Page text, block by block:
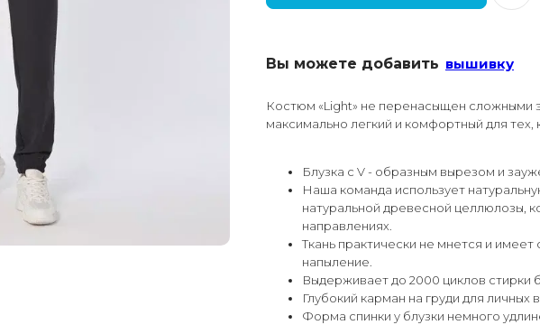
Вы можете добавить вышивку
Костюм «Light» не перенасыщен сложными
максимально легкий и комфортный для тех,
Блузка с V - образным вырезом и
Наша команда использует
натуральной древесной целлюлозы,
направлениях.
Ткань практически не мнется и
напыление.
Выдерживает до 2000 циклов стирки
Глубокий карман на груди для личных
Форма спинки у блузки немного